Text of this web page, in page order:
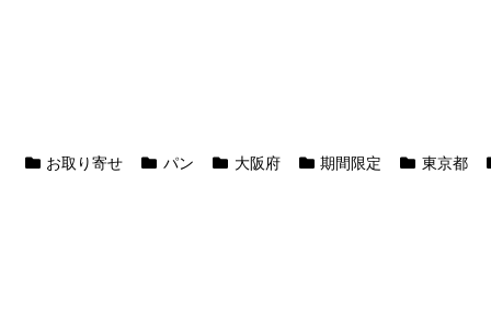
お取り寄せ パン 大阪府 期間限定 東京都